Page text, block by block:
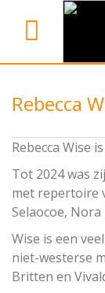
Rebecca
Rebecca Wise
Tot 2024 was
met repertoire
Selaocoe,
Wise is een
niet-westerse
Britten en